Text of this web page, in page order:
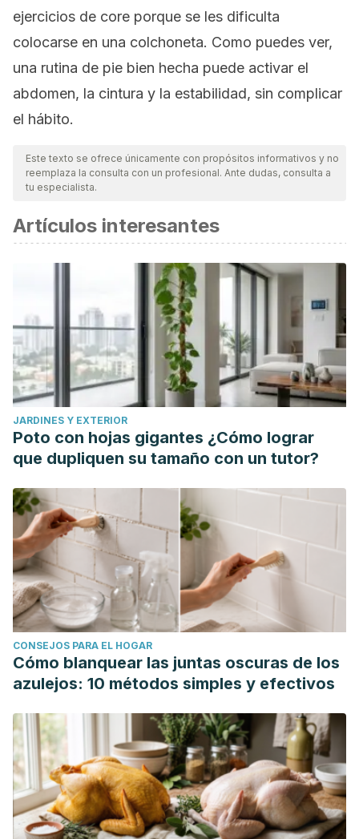
ejercicios de core porque se les dificulta
colocarse en una colchoneta. Como puedes ver,
una rutina de pie bien hecha puede activar el
abdomen, la cintura y la estabilidad, sin complicar
el hábito.
Este texto se ofrece únicamente con propósitos informativos y no
reemplaza la consulta con un profesional. Ante dudas, consulta a
tu especialista.
Artículos interesantes
JARDINES Y EXTERIOR
Poto con hojas gigantes ¿Cómo lograr
que dupliquen su tamaño con un tutor?
CONSEJOS PARA EL HOGAR
Cómo blanquear las juntas oscuras de los
azulejos: 10 métodos simples y efectivos